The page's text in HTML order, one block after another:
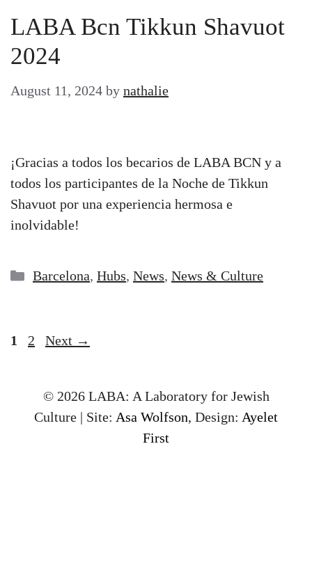
LABA Bcn Tikkun Shavuot
2024
August 11, 2024 by nathalie
¡Gracias a todos los becarios de LABA BCN y a
todos los participantes de la Noche de Tikkun
Shavuot por una experiencia hermosa e
inolvidable!
Categories
Barcelona, Hubs, News, News & Culture
Page
1 Page
2 Next →
© 2026 LABA: A Laboratory for Jewish
Culture | Site: Asa Wolfson, Design: Ayelet
First